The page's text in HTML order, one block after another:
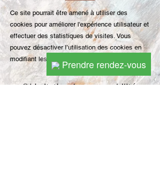
Ce site pourrait être amené à utiliser des
cookies pour améliorer l'expérience utilisateur et
effectuer des statistiques de visites. Vous
pouvez désactiver l’utilisation des cookies en
modifiant les paramètres de votre navigateur.
6 Limitation de responsabilité
Prendre rendez-vous